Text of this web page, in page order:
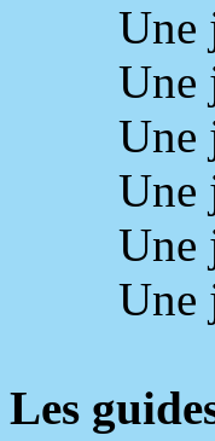
Une
Une
Une
Une
Une
Une
Les